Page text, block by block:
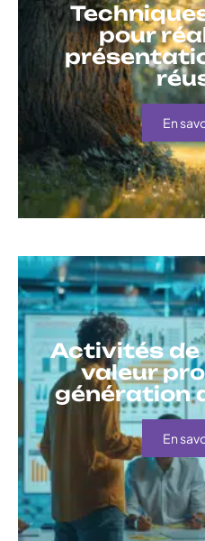
pour
En
Activités de
valeur
génération
En